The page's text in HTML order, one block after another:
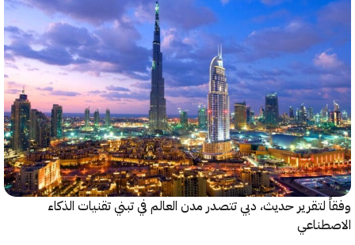
حديث، دبي تتصدر مدن العالم في تبني تقنيات الذكاء